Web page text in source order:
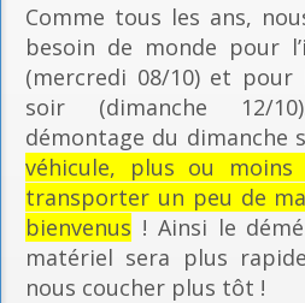
Comme tous les ans,
besoin de monde pour
(mercredi 08/10) et
soir (dimanche 12/
démontage du dimanche
véhicule, plus ou moins
transporter un peu de
bienvenus ! Ainsi le
matériel sera plus
nous coucher plus tôt !